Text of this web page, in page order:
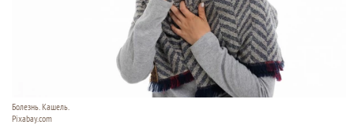
Болезнь. Кашель.
Pixabay.com